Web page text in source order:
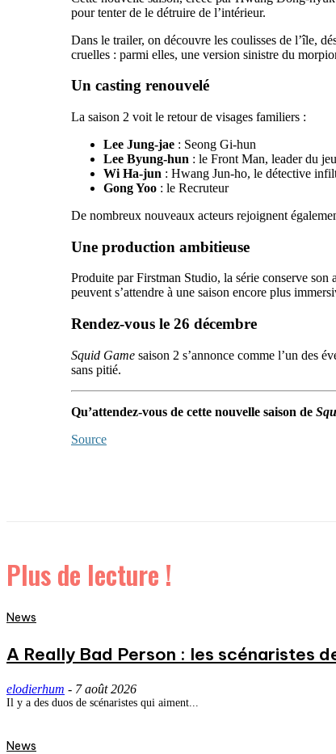
pour tenter de le détruire de l’intérieur.
Dans le trailer, on découvre les coulisses de l’île,
cruelles : parmi elles, une version sinistre du
Un casting renouvelé
La saison 2 voit le retour de visages familiers :
Lee Jung-jae : Seong Gi-hun
Lee Byung-hun : le Front Man, leader du jeu
Wi Ha-jun : Hwang Jun-ho, le détective
Gong Yoo : le Recruteur
De nombreux nouveaux acteurs rejoignent
Une production ambitieuse
Produite par Firstman Studio, la série conserve son
peuvent s’attendre à une saison encore plus
Rendez-vous le 26 décembre
Squid Game saison 2 s’annonce comme l’un des
sans pitié.
Qu’attendez-vous de cette nouvelle saison de
Source
Plus de lecture !
News
A Really Bad Person : les scénaristes
elodierhum - 7 août 2026
Il y a des duos de scénaristes qui aiment...
News